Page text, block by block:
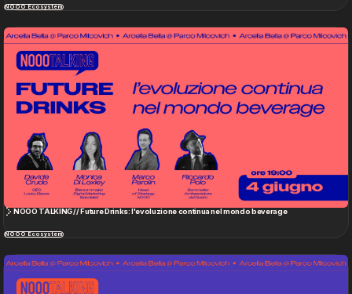
NOOO TALKING // Future Drinks: l'evoluzione continua nel mondo beverage
NOOO Ecosystem